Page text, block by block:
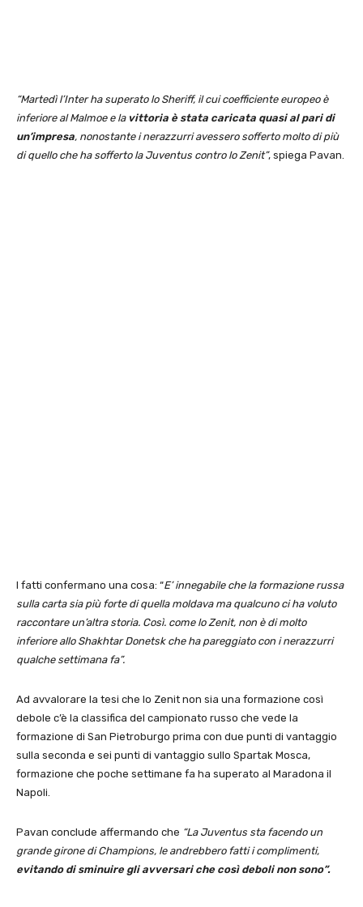
“Martedì l’Inter ha superato lo Sheriff, il cui coefficiente europeo è
inferiore al Malmoe e la vittoria è stata caricata quasi al pari di
un’impresa, nonostante i nerazzurri avessero sofferto molto di più
di quello che ha sofferto la Juventus contro lo Zenit”, spiega Pavan.
I fatti confermano una cosa: “E’ innegabile che la formazione russa
sulla carta sia più forte di quella moldava ma qualcuno ci ha voluto
raccontare un’altra storia. Così. come lo Zenit, non è di molto
inferiore allo Shakhtar Donetsk che ha pareggiato con i nerazzurri
qualche settimana fa”.
Ad avvalorare la tesi che lo Zenit non sia una formazione così
debole c’è la classifica del campionato russo che vede la
formazione di San Pietroburgo prima con due punti di vantaggio
sulla seconda e sei punti di vantaggio sullo Spartak Mosca,
formazione che poche settimane fa ha superato al Maradona il
Napoli.
Pavan conclude affermando che “La Juventus sta facendo un
grande girone di Champions, le andrebbero fatti i complimenti,
evitando di sminuire gli avversari che così deboli non sono”.